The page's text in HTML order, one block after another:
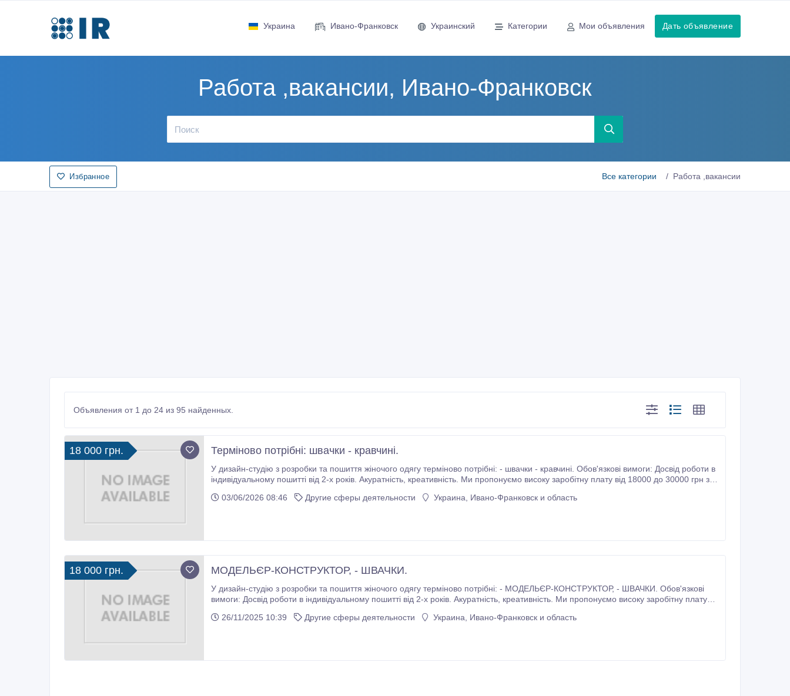
Украина Ивано-Франковск Украинский Категории Мои объявления Дать объявление
Работа ,вакансии, Ивано-Франковск
Избранное Все категории Работа ,вакансии
Объявления от 1 до 24 из 95 найденных.
18 000 грн. Терміново потрібні: швачки - кравчині.
У дизайн-студію з розробки та пошиття жіночого одягу терміново потрібні: - швачки - кравчині. Обов'язкові вимоги: Досвід роботи в
індивідуальному пошитті від 2-х років. Акуратність, креативність. Ми пропонуємо високу заробітну плату від 18000 до 30000 грн за
03/06/2026 08:46
Другие сферы деятельности Украина, Ивано-Франковск и область
18 000 грн. МОДЕЛЬЄР-КОНСТРУКТОР, - ШВАЧКИ.
У дизайн-студію з розробки та пошиття жіночого одягу терміново потрібні: - МОДЕЛЬЄР-КОНСТРУКТОР, - ШВАЧКИ. Обов'язкові
вимоги: Досвід роботи в індивідуальному пошитті від 2-х років. Акуратність, креативність. Ми пропонуємо високу заробітну плату
26/11/2025 10:39
Другие сферы деятельности Украина, Ивано-Франковск и область